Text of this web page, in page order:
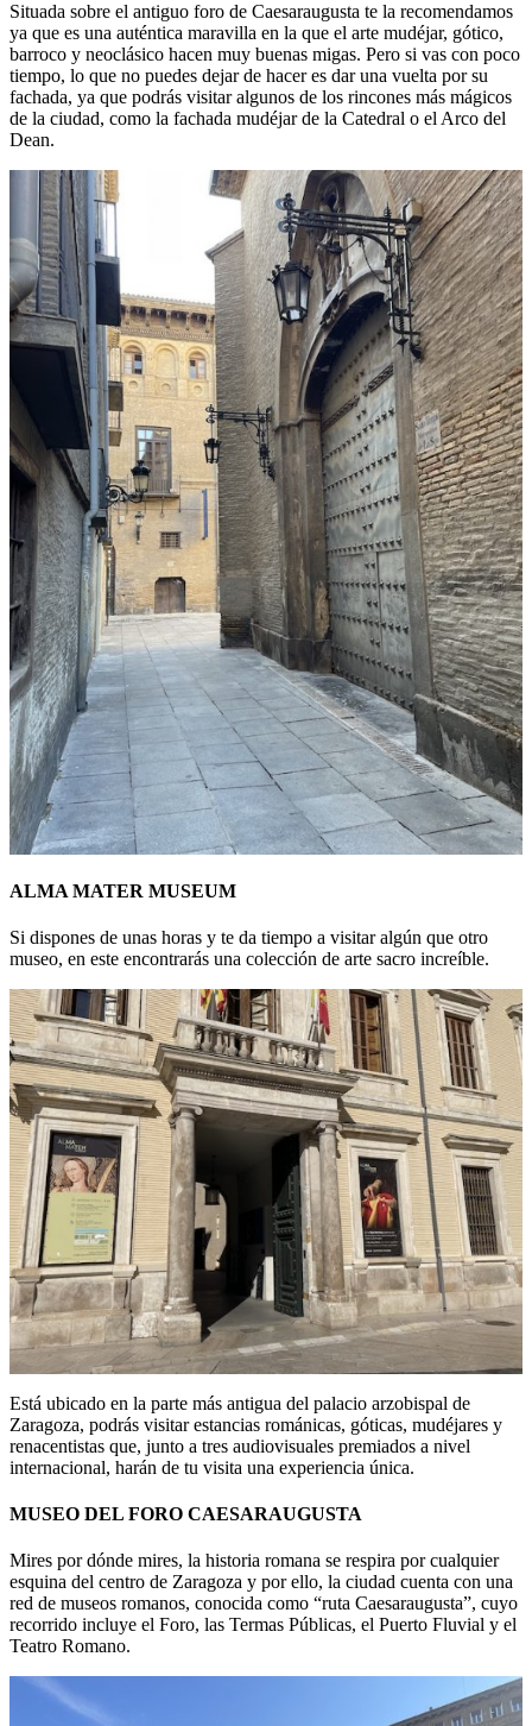
Situada sobre el antiguo foro de Caesaraugusta te la recomendamos
ya que es una auténtica maravilla en la que el arte mudéjar, gótico,
barroco y neoclásico hacen muy buenas migas. Pero si vas con poco
tiempo, lo que no puedes dejar de hacer es dar una vuelta por su
fachada, ya que podrás visitar algunos de los rincones más mágicos
de la ciudad, como la fachada mudéjar de la Catedral o el Arco del
Dean.
ALMA MATER MUSEUM
Si dispones de unas horas y te da tiempo a visitar algún que otro
museo, en este encontrarás una colección de arte sacro increíble.
Está ubicado en la parte más antigua del palacio arzobispal de
Zaragoza, podrás visitar estancias románicas, góticas, mudéjares y
renacentistas que, junto a tres audiovisuales premiados a nivel
internacional, harán de tu visita una experiencia única.
MUSEO DEL FORO CAESARAUGUSTA
Mires por dónde mires, la historia romana se respira por cualquier
esquina del centro de Zaragoza y por ello, la ciudad cuenta con una
red de museos romanos, conocida como “ruta Caesaraugusta”, cuyo
recorrido incluye el Foro, las Termas Públicas, el Puerto Fluvial y el
Teatro Romano.